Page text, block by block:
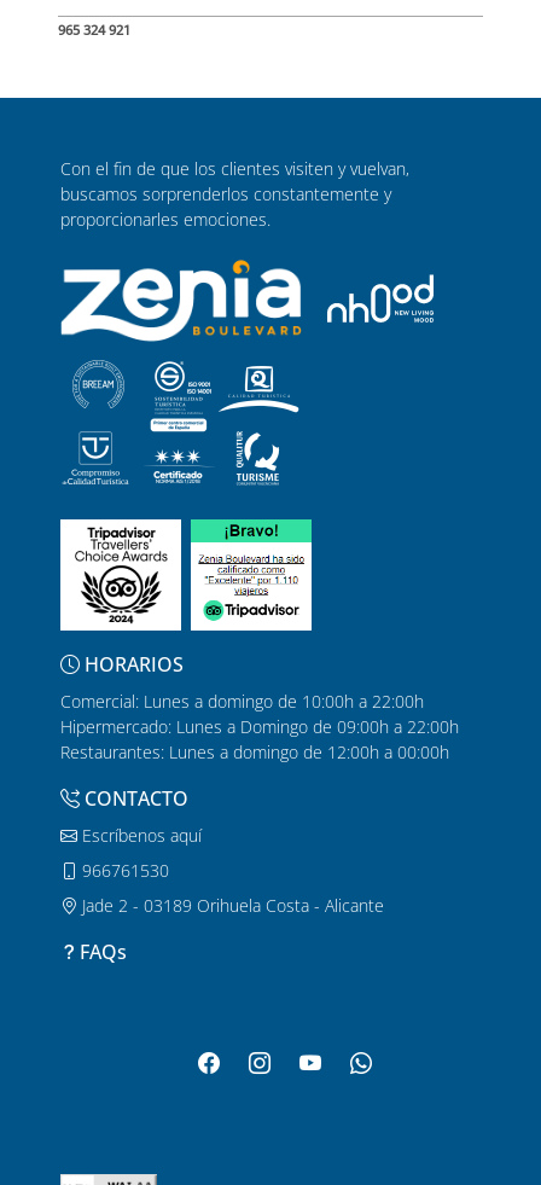
965 324 921
Con el fin de que los clientes visiten y vuelvan,
buscamos sorprenderlos constantemente y
proporcionarles emociones.
HORARIOS
Comercial: Lunes a domingo de 10:00h a 22:00h
Hipermercado: Lunes a Domingo de 09:00h a 22:00h
Restaurantes: Lunes a domingo de 12:00h a 00:00h
CONTACTO
Escríbenos aquí
966761530
Jade 2 - 03189 Orihuela Costa - Alicante
FAQs